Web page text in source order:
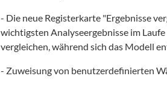
- Die neue Registerkarte "Ergebnisse
wichtigsten Analyseergebnisse im
vergleichen, während sich das Modell
- Zuweisung von benutzerdefinierten